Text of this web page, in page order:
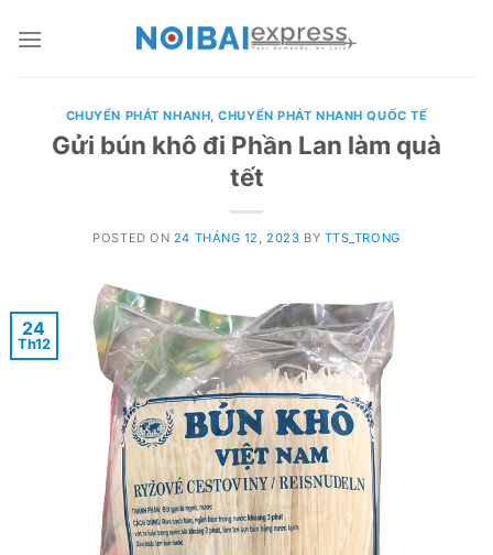
CHUYỂN PHÁT NHANH,CHUYỂN PHÁT NHANH QUỐC TẾ
Gửi bún khô đi Phần Lan làm quà
tết
POSTED ON 24 THÁNG 12, 2023 BY TTS_TRONG
24
Th12